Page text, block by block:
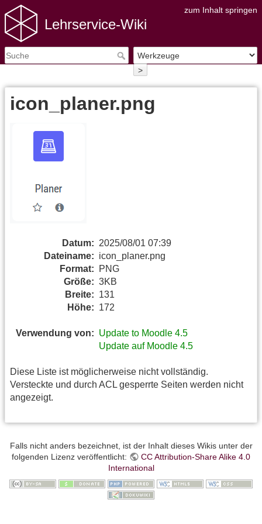
zum Inhalt springen
Lehrservice-Wiki
>
icon_planer.png
Datum: 2025/08/01 07:39
Dateiname: icon_planer.png
Format:
PNG
Größe: 3KB
Breite: 131
Höhe: 172
Verwendung von: Update to Moodle 4.5
Update auf Moodle 4.5
Diese Liste ist möglicherweise nicht vollständig.
Versteckte und durch ACL gesperrte Seiten werden nicht
angezeigt.
Falls nicht anders bezeichnet, ist der Inhalt dieses Wikis unter der
folgenden Lizenz veröffentlicht:
CC Attribution-Share Alike 4.0
International